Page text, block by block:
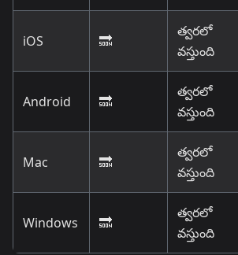
iOS 🔜
త్వరలో
వస్తుంది
Android 🔜
త్వరలో
వస్తుంది
Mac 🔜
త్వరలో
వస్తుంది
Windows 🔜
త్వరలో
వస్తుంది